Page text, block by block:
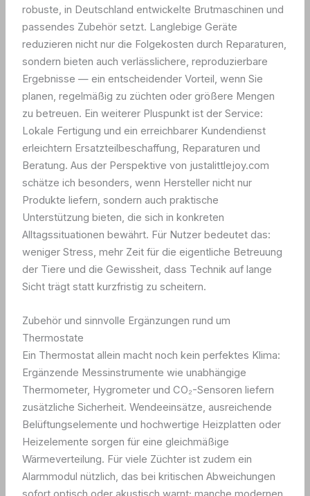
robuste, in Deutschland entwickelte Brutmaschinen und
passendes Zubehör setzt. Langlebige Geräte
reduzieren nicht nur die Folgekosten durch Reparaturen,
sondern bieten auch verlässlichere, reproduzierbare
Ergebnisse — ein entscheidender Vorteil, wenn Sie
planen, regelmäßig zu züchten oder größere Mengen
zu betreuen. Ein weiterer Pluspunkt ist der Service:
Lokale Fertigung und ein erreichbarer Kundendienst
erleichtern Ersatzteilbeschaffung, Reparaturen und
Beratung. Aus der Perspektive von justalittlejoy.com
schätze ich besonders, wenn Hersteller nicht nur
Produkte liefern, sondern auch praktische
Unterstützung bieten, die sich in konkreten
Alltagssituationen bewährt. Für Nutzer bedeutet das:
weniger Stress, mehr Zeit für die eigentliche Betreuung
der Tiere und die Gewissheit, dass Technik auf lange
Sicht trägt statt kurzfristig zu scheitern.
Zubehör und sinnvolle Ergänzungen rund um
Thermostate
Ein Thermostat allein macht noch kein perfektes Klima:
Ergänzende Messinstrumente wie unabhängige
Thermometer, Hygrometer und CO₂-Sensoren liefern
zusätzliche Sicherheit. Wendeeinsätze, ausreichende
Belüftungselemente und hochwertige Heizplatten oder
Heizelemente sorgen für eine gleichmäßige
Wärmeverteilung. Für viele Züchter ist zudem ein
Alarmmodul nützlich, das bei kritischen Abweichungen